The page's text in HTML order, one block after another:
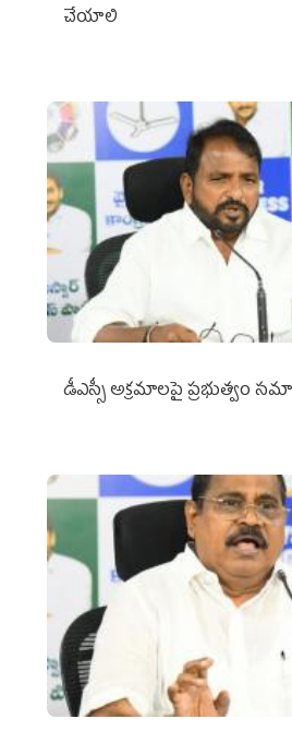
చేయాలి
డీఎస్సీ అక్రమాలపై ప్రభుత్వం